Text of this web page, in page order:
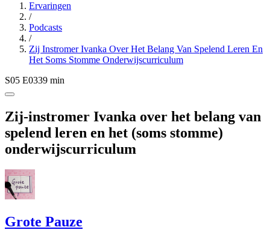
Ervaringen
/
Podcasts
/
Zij Instromer Ivanka Over Het Belang Van Spelend Leren En
Het Soms Stomme Onderwijscurriculum
S05 E0339 min
Zij-instromer Ivanka over het belang van
spelend leren en het (soms stomme)
onderwijscurriculum
Grote Pauze